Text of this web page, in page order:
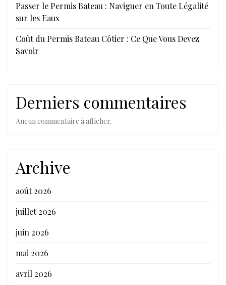
Passer le Permis Bateau : Naviguer en Toute Légalité
sur les Eaux
Coût du Permis Bateau Côtier : Ce Que Vous Devez
Savoir
Derniers commentaires
Aucun commentaire à afficher.
Archive
août 2026
juillet 2026
juin 2026
mai 2026
avril 2026